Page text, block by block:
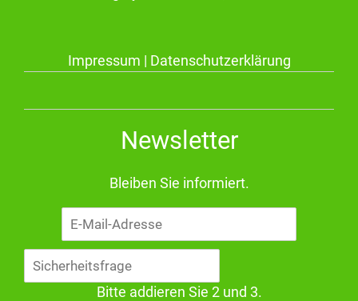
Impressum | Datenschutzerklärung
Newsletter
Bleiben Sie informiert.
E-
Mail-
Adresse
Bitte addieren Sie 2 und 3.